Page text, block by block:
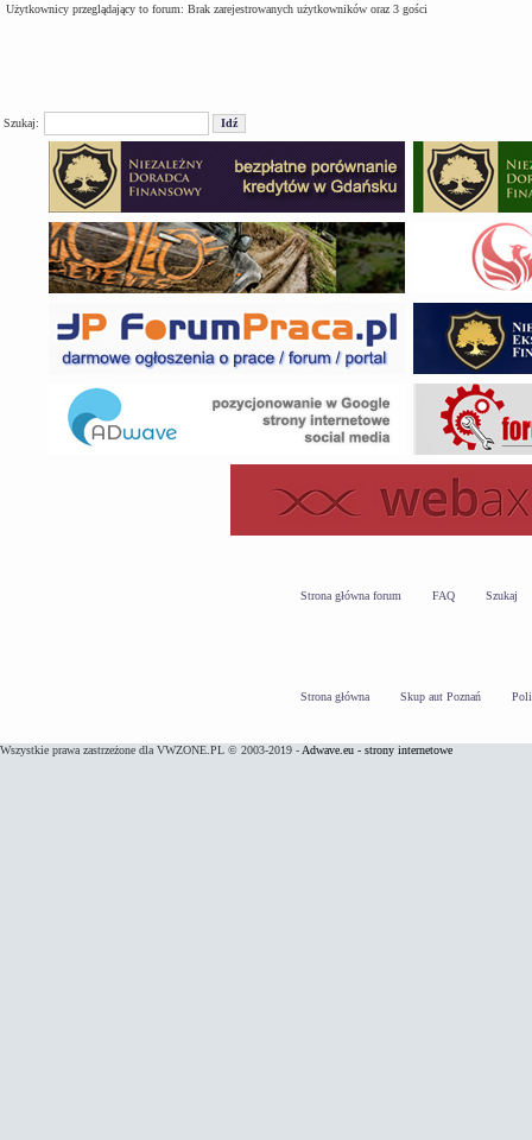
Użytkownicy przeglądający to forum: Brak zarejestrowanych użytkowników oraz 3 gości
Szukaj:
Strona główna forum FAQ Szukaj
Strona główna Skup aut Poznań
Wszystkie prawa zastrzeżone dla VWZONE.PL © 2003-2019 - Adwave.eu - strony internetowe